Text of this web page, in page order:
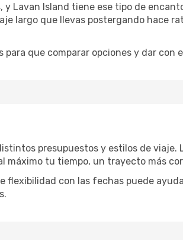
Lavan Island tiene ese tipo de
largo que llevas postergando hace
que comparar opciones y dar con
presupuestos y estilos de
máximo tu tiempo, un trayecto más
flexibilidad con las fechas puede